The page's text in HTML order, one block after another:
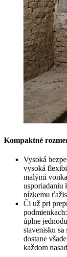
Kompaktné
Vysoká
vysoká
malými
usporiadaniu
nízkemu
Či už pri
úplne
stavenisku
dostane
každom